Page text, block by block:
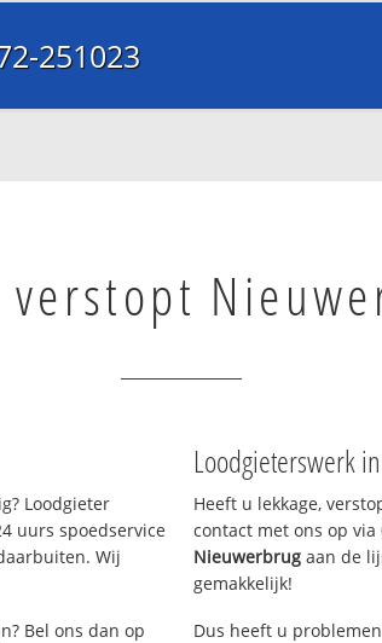
251023
verstopt
Loodgieter
uurs spoedservice
Wij
Bel ons dan op
Loodgieterswerk in
Heeft u lekkage,
contact met ons op
Nieuwerbrug aan de
gemakkelijk!
Dus heeft u